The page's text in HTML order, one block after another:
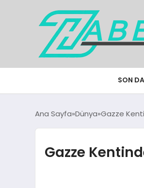
SON
Ana Sayfa Dünya Gazze
Gazze